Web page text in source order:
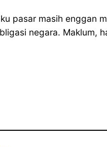
pasar masih enggan
negara. Maklum,